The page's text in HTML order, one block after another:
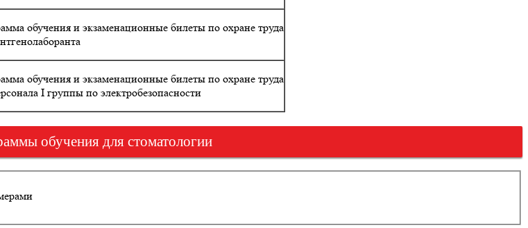
обучения и экзаменационные билеты по охране труда
обучения и экзаменационные билеты по охране труда
I группы по электробезопасности
обучения для стоматологии